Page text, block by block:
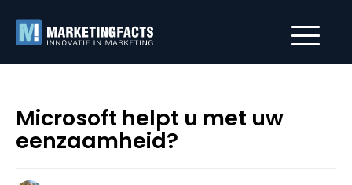
Microsoft helpt u met uw
eenzaamheid?